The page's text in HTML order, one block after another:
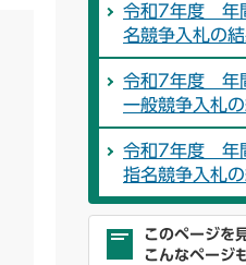
令和7年度 年
名競争入札の
令和7年度 年
一般競争入札
令和7年度 年
指名競争入札
このページを
こんなページ